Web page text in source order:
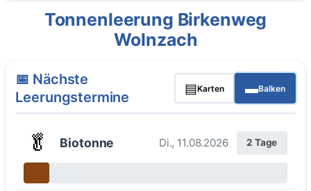
Tonnenleerung Birkenweg
Wolnzach
📅 Nächste
Leerungstermine
▤Karten ▬Balken
🥬 Biotonne Di., 11.08.2026 2 Tage